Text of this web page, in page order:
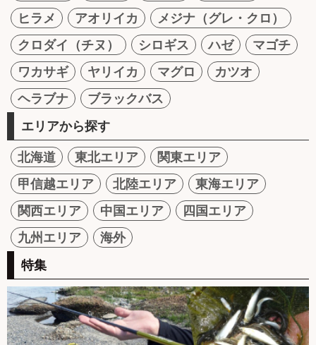
ヒラメ
アオリイカ
メジナ（グレ・クロ）
クロダイ（チヌ）
シロギス ハゼ
マゴチ
ワカサギ
ヤリイカ マグロ
カツオ
ヘラブナ
ブラックバス
エリアから探す
北海道 東北エリア
関東エリア
甲信越エリア
北陸エリア
東海エリア
関西エリア
中国エリア
四国エリア
九州エリア
海外
特集